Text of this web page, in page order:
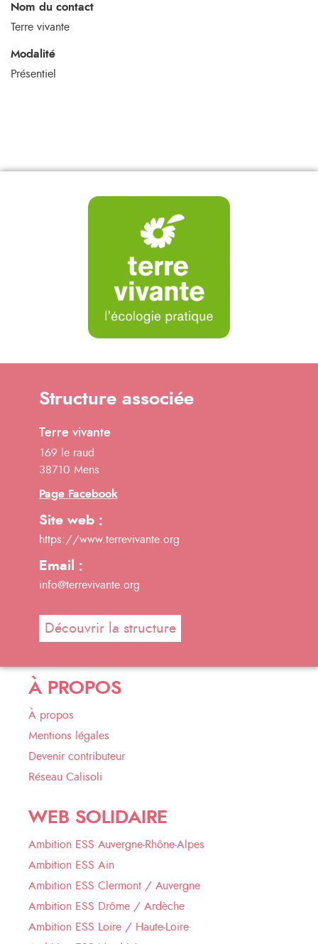
Nom du contact
Terre vivante
Modalité
Présentiel
Structure associée
Terre vivante
169 le raud
38710 Mens
Page Facebook
Site web :
https://www.terrevivante.org
Email :
info@terrevivante.org
Découvrir la structure
À PROPOS
À propos
Mentions légales
Devenir contributeur
Réseau Calisoli
WEB SOLIDAIRE
Ambition ESS Auvergne-Rhône-Alpes
Ambition ESS Ain
Ambition ESS Clermont / Auvergne
Ambition ESS Drôme / Ardèche
Ambition ESS Loire / Haute-Loire